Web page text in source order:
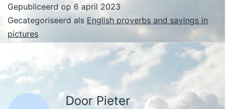
Gepubliceerd op 6 april 2023
Gecategoriseerd als English proverbs and sayings in
pictures
Door Pieter